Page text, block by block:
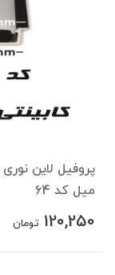
میل کد 64
120,250 تومان